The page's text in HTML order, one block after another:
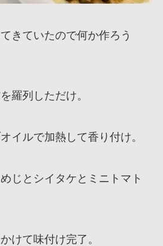
きていたので何か作ろう
羅列しただけ。
イルで加熱して香り付け。
じとシイタケとミニトマト
けて味付け完了。